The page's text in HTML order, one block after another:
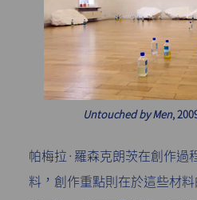
Untouched by Men,
帕梅拉·羅森克朗茨在創作過
料，創作重點則在於這些材